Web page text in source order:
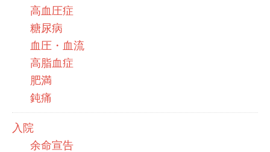
高血圧症
糖尿病
血圧・血流
高脂血症
肥満
鈍痛
入院
余命宣告